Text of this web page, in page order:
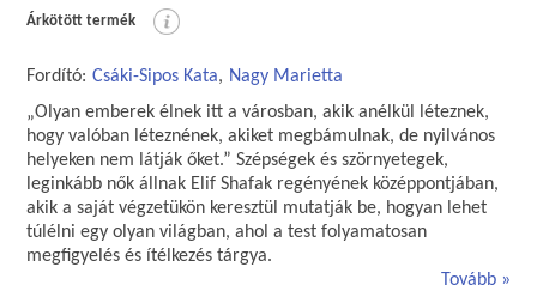
Árkötött termék
Fordító: Csáki-Sipos Kata, Nagy Marietta
„Olyan emberek élnek itt a városban, akik anélkül léteznek,
hogy valóban léteznének, akiket megbámulnak, de nyilvános
helyeken nem látják őket.” Szépségek és szörnyetegek,
leginkább nők állnak Elif Shafak regényének középpontjában,
akik a saját végzetükön keresztül mutatják be, hogyan lehet
túlélni egy olyan világban, ahol a test folyamatosan
megfigyelés és ítélkezés tárgya.
Tovább